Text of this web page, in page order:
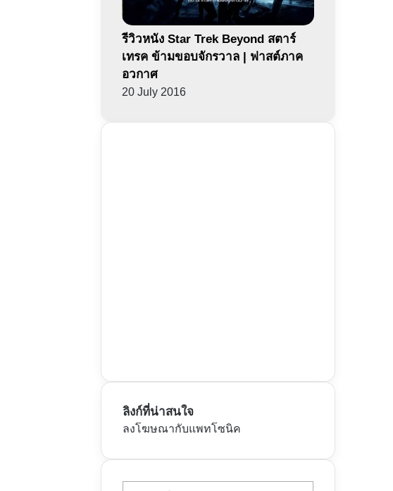
รีวิวหนัง Star Trek Beyond สตาร์
เทรค ข้ามขอบจักรวาล | ฟาสต์ภาค
อวกาศ
20 July 2016
ลิงก์ที่น่าสนใจ
ลงโฆษณากับแพทโซนิค